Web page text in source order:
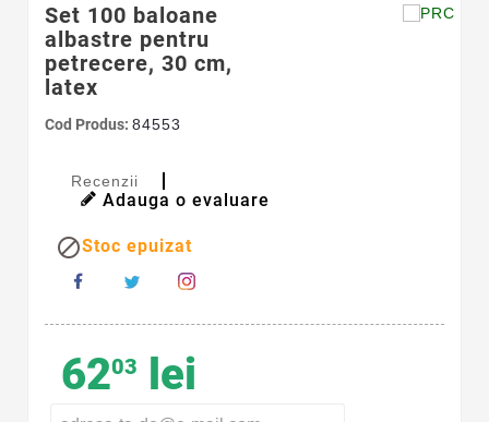
Set 100 baloane
albastre pentru
petrecere, 30 cm,
latex
Cod Produs: 84553
Recenzii
Adauga o evaluare
Stoc epuizat
6203 lei